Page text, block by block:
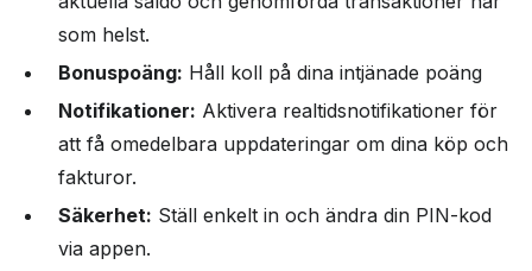
som helst.
Bonuspoäng: Håll koll på dina intjänade poäng
Notifikationer: Aktivera realtidsnotifikationer för
att få omedelbara uppdateringar om dina köp och
fakturor.
Säkerhet: Ställ enkelt in och ändra din PIN-kod
via appen.